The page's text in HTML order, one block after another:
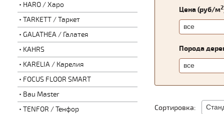
HARO / Харо
TARKETT / Таркет
GALATHEA / Галатея
KAHRS
KARELIA / Карелия
FOCUS FLOOR SMART
Bau Master
TENFOR / Тенфор
Цена (руб/м2
Порода
Сортировка: